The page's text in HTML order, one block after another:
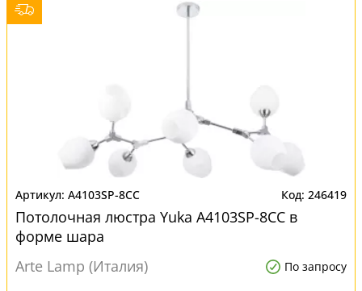
A4103SP-8CC 246419
Потолочная люстра Yuka A4103SP-8CC в
форме шара
Arte Lamp (Италия)
По запросу